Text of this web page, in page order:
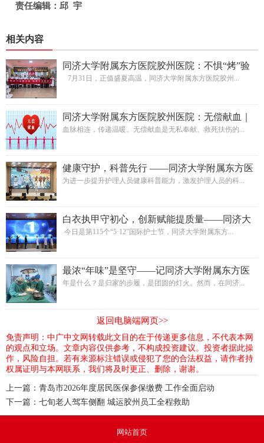
责任编辑：邱 宇
相关内容
同济大学附属东方医院胶州医院：不惧“烤”验
护心安，撑起“健康遮阳伞”
7月31日，正值盛夏高温，同济大学附属东方医院胶州...
同济大学附属东方医院胶州医院：无偿献血｜
携手挽救生命
血脉相连，传递温暖。无偿献血是无私奉献、救死扶伤的...
健康守护，科普先行 ——同济大学附属东方医
院胶州医院护理科普技能大赛圆满落幕
为进一步提升护理人员健康科普能力，激发护理人员的科...
白衣执甲守初心，创新赋能提质量——同济大
学附属东方医院胶州医院护理创新工作纪实
今日是第115个“5·12”国际护士节，同济大学附属东方...
最浓“年味”是坚守——记同济大学附属东方医
院胶州医院并肩作战、温暖守护的绿衣军团
年是什么？是归家的步履，是团圆的灯火。然而，在同济...
返回电脑端网页>>
免责声明：中广中文网转载此文目的在于传递更多信息，不代表本网
的观点和立场。文章内容仅供参考，不构成投资建议。投资者据此操
作，风险自担。若有来源标注错误或侵犯了您的合法权益，请作者持
权属证明与本网联系，我们将及时更正、删除，谢谢。
上一篇： 青岛市2026年度居民医保参保缴费 工作全面启动
下一篇： 七旬老人驾车侧翻 城运胶州员工全程救助
网站首页